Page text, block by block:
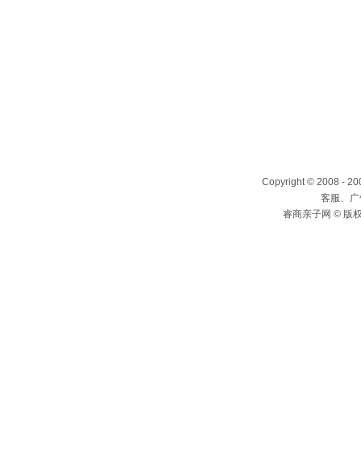
Copyright © 2008 -
客服、
睿商亲子网 © 版